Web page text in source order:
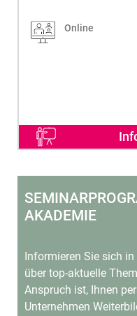
Online
AKADEMIE
Informieren Sie sich
über top-aktuelle
Anspruch ist, Ihnen
Unternehmen